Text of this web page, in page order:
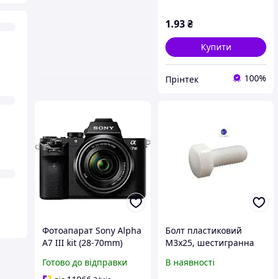
1.93₴
Купити
Прінтек 100%
Фотоапарат Sony Alpha
A7 III kit (28-70mm)
Готово до відправки
Болт пластиковий
M3x25, шестигранна
Ціна вказана за
В наявності